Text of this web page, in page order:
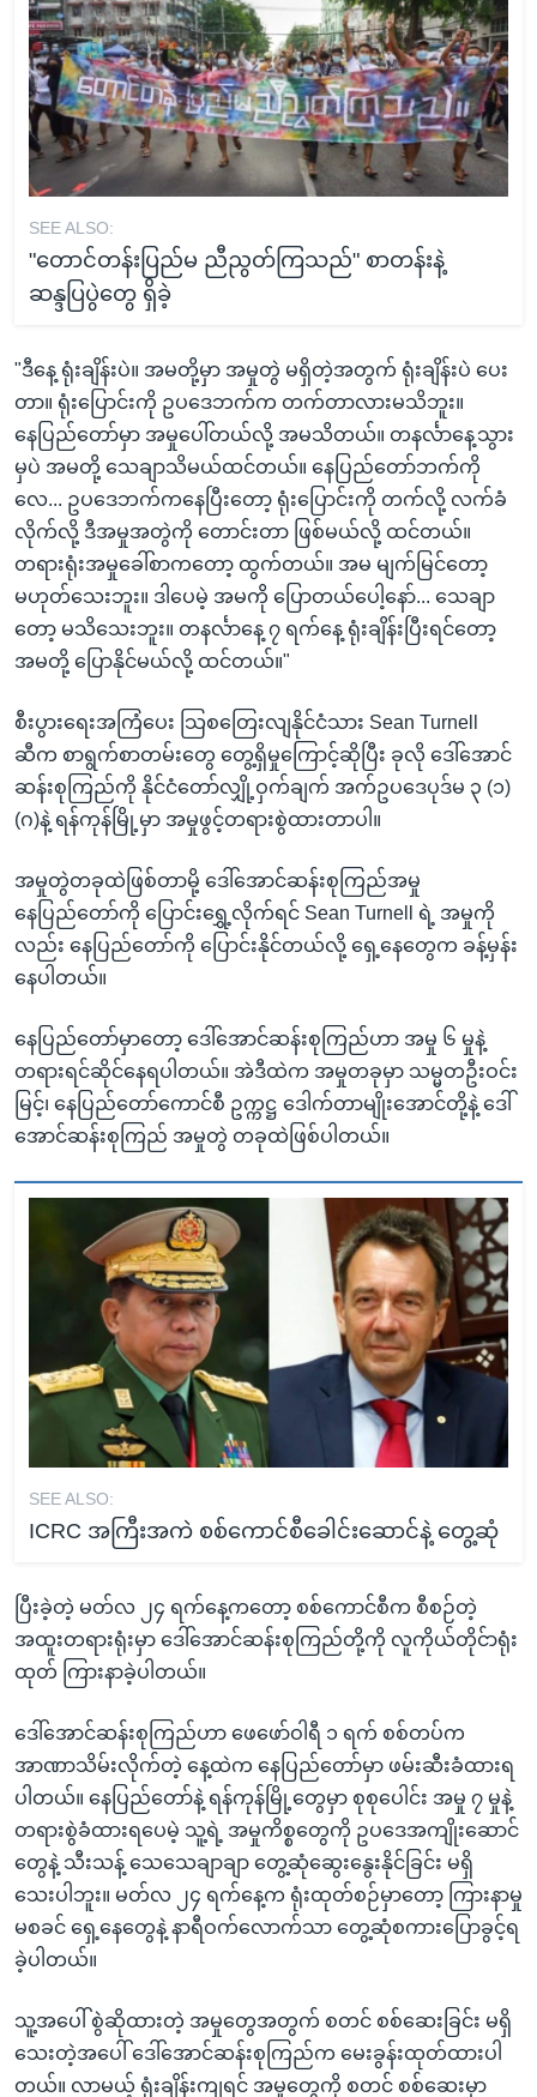
SEE ALSO:
"တောင်တန်းပြည်မ ညီညွတ်ကြသည်" စာတန်းနဲ့
ဆန္ဒပြပွဲတွေ ရှိခဲ့
"ဒီနေ့ ရုံးချိန်းပဲ။ အမတို့မှာ အမှုတွဲ မရှိတဲ့အတွက် ရုံးချိန်းပဲ ပေး
တာ။ ရုံးပြောင်းကို ဥပဒေဘက်က တက်တာလားမသိဘူး။
နေပြည်တော်မှာ အမှုပေါ်တယ်လို့ အမသိတယ်။ တနင်္လာနေ့သွား
မှပဲ အမတို့ သေချာသိမယ်ထင်တယ်။ နေပြည်တော်ဘက်ကို
လေ... ဥပဒေဘက်ကနေပြီးတော့ ရုံးပြောင်းကို တက်လို့ လက်ခံ
လိုက်လို့ ဒီအမှုအတွဲကို တောင်းတာ ဖြစ်မယ်လို့ ထင်တယ်။
တရားရုံးအမှုခေါ်စာကတော့ ထွက်တယ်။ အမ မျက်မြင်တော့
မဟုတ်သေးဘူး။ ဒါပေမဲ့ အမကို ပြောတယ်ပေါ့နော်... သေချာ
တော့ မသိသေးဘူး။ တနင်္လာနေ့ ၇ ရက်နေ့ ရုံးချိန်းပြီးရင်တော့
အမတို့ ပြောနိုင်မယ်လို့ ထင်တယ်။"
စီးပွားရေးအကြံပေး သြစတြေးလျနိုင်ငံသား Sean Turnell
ဆီက စာရွက်စာတမ်းတွေ တွေ့ရှိမှုကြောင့်ဆိုပြီး ခုလို ဒေါ်အောင်
ဆန်းစုကြည်ကို နိုင်ငံတော်လျှို့ဝှက်ချက် အက်ဥပဒေပုဒ်မ ၃ (၁)
(ဂ)နဲ့ ရန်ကုန်မြို့မှာ အမှုဖွင့်တရားစွဲထားတာပါ။
အမှုတွဲတခုထဲဖြစ်တာမို့ ဒေါ်အောင်ဆန်းစုကြည်အမှု
နေပြည်တော်ကို ပြောင်းရွှေ့လိုက်ရင် Sean Turnell ရဲ့ အမှုကို
လည်း နေပြည်တော်ကို ပြောင်းနိုင်တယ်လို့ ရှေ့နေတွေက ခန့်မှန်း
နေပါတယ်။
နေပြည်တော်မှာတော့ ဒေါ်အောင်ဆန်းစုကြည်ဟာ အမှု ၆ မှုနဲ့
တရားရင်ဆိုင်နေရပါတယ်။ အဲဒီထဲက အမှုတခုမှာ သမ္မတဦးဝင်း
မြင့်၊ နေပြည်တော်ကောင်စီ ဥက္ကဋ္ဌ ဒေါက်တာမျိုးအောင်တို့နဲ့ ဒေါ်
အောင်ဆန်းစုကြည် အမှုတွဲ တခုထဲဖြစ်ပါတယ်။
SEE ALSO:
ICRC အကြီးအကဲ စစ်ကောင်စီခေါင်းဆောင်နဲ့ တွေ့ဆုံ
ပြီးခဲ့တဲ့ မတ်လ ၂၄ ရက်နေ့ကတော့ စစ်ကောင်စီက စီစဉ်တဲ့
အထူးတရားရုံးမှာ ဒေါ်အောင်ဆန်းစုကြည်တို့ကို လူကိုယ်တိုင်ာရုံး
ထုတ် ကြားနာခဲ့ပါတယ်။
ဒေါ်အောင်ဆန်းစုကြည်ဟာ ဖေဖော်ဝါရီ ၁ ရက် စစ်တပ်က
အာဏာသိမ်းလိုက်တဲ့ နေ့ထဲက နေပြည်တော်မှာ ဖမ်းဆီးခံထားရ
ပါတယ်။ နေပြည်တော်နဲ့ ရန်ကုန်မြို့တွေမှာ စုစုပေါင်း အမှု ၇ မှုနဲ့
တရားစွဲခံထားရပေမဲ့ သူ့ရဲ့ အမှုကိစ္စတွေကို ဥပဒေအကျိုးဆောင်
တွေနဲ့ သီးသန့် သေသေချာချာ တွေ့ဆုံဆွေးနွေးနိုင်ခြင်း မရှိ
သေးပါဘူး။ မတ်လ ၂၄ ရက်နေ့က ရုံးထုတ်စဉ်မှာတော့ ကြားနာမှု
မစခင် ရှေ့နေတွေနဲ့ နာရီဝက်လောက်သာ တွေ့ဆုံစကားပြောခွင့်ရ
ခဲ့ပါတယ်။
သူ့အပေါ် စွဲဆိုထားတဲ့ အမှုတွေအတွက် စတင် စစ်ဆေးခြင်း မရှိ
သေးတဲ့အပေါ် ဒေါ်အောင်ဆန်းစုကြည်က မေးခွန်းထုတ်ထားပါ
တယ်။ လာမယ့် ရုံးချိန်းကျရင် အမှုတွေကို စတင် စစ်ဆေးမှာ